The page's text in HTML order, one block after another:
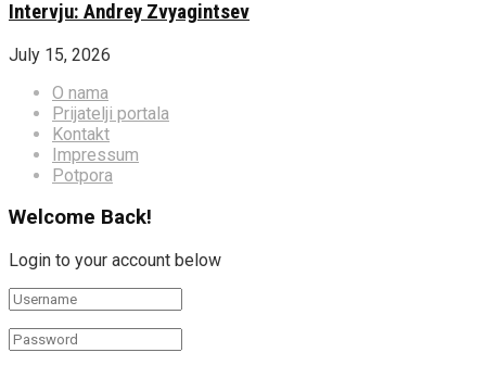
Intervju: Andrey Zvyagintsev
July 15, 2026
O nama
Prijatelji portala
Kontakt
Impressum
Potpora
Welcome Back!
Login to your account below